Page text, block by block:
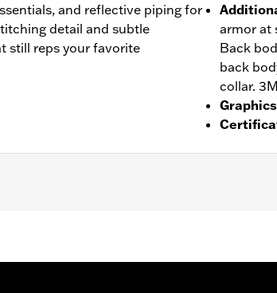
and reflective piping for
detail and subtle
still reps your favorite
armor at
Back
back
collar.
Graphics
- Go towww.h-d.com/warrantyfor full